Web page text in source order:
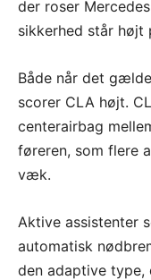
der roser
sikkerhed står højt
Både når det
scorer CLA højt.
centerairbag
føreren, som flere
væk.
Aktive assistenter
automatisk
den adaptive type,